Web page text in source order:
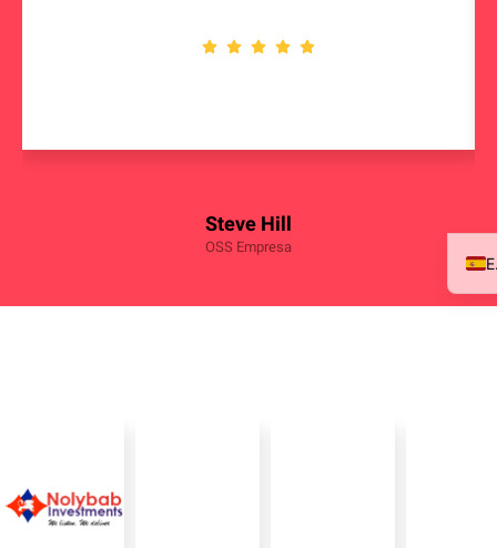
Steve Hill
OSS Empresa